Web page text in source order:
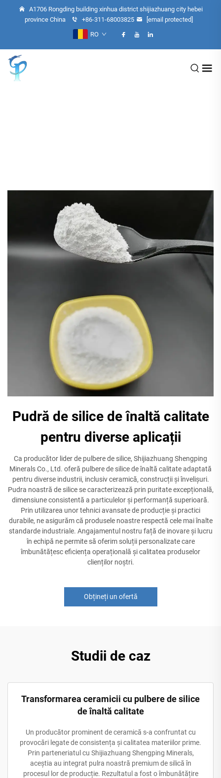
A1706 Rongding building xinhua district shijiazhuang city hebei
province China
+86-311-68003825
[email protected]
RO
Pudră de silice de înaltă calitate
pentru diverse aplicații
Ca producător lider de pulbere de silice, Shijiazhuang Shengping
Minerals Co., Ltd. oferă pulbere de silice de înaltă calitate adaptată
pentru diverse industrii, inclusiv ceramică, construcții și învelișuri.
Pudra noastră de silice se caracterizează prin puritate excepțională,
dimensiune consistentă a particulelor și performanță superioară.
Prin utilizarea unor tehnici avansate de producție și practici
durabile, ne asigurăm că produsele noastre respectă cele mai înalte
standarde industriale. Angajamentul nostru față de inovare și lucru
în echipă ne permite să oferim soluții personalizate care
îmbunătățesc eficiența operațională și calitatea produselor
clienților noștri.
Obțineți un ofertă
Studii de caz
Transformarea ceramicii cu pulbere de silice
de înaltă calitate
Un producător prominent de ceramică s-a confruntat cu
provocări legate de consistența și calitatea materiilor prime.
Prin parteneriatul cu Shijiazhuang Shengping Minerals,
aceștia au integrat pulra noastră premium de silică în
procesul lor de producție. Rezultatul a fost o îmbunătățire